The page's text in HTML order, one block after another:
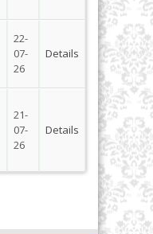
22-
07-
26
Details
21-
07-
26
Details